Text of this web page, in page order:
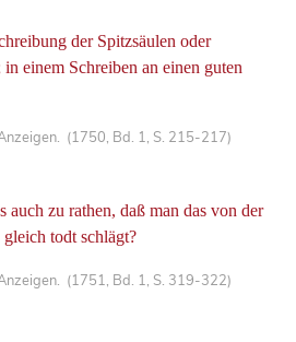
der Spitzsäulen oder
einem Schreiben an einen guten
(1750, Bd. 1, S. 215-217)
auch zu rathen, daß man das von der
todt schlägt?
(1751, Bd. 1, S. 319-322)